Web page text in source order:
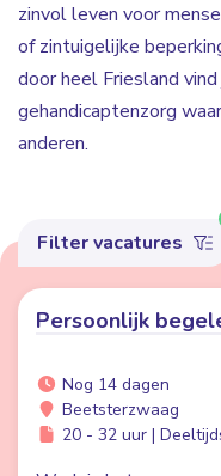
zinvol leven voor
of zintuigelijke
door heel Friesland
gehandicaptenzorg
anderen.
Filter vacatures
Persoonlijk
Nog 14 dagen
Beetsterzwaag
20 - 32 uur |